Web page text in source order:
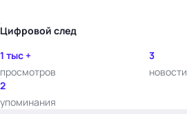
Цифровой след
1 тыс +
просмотров
3
новости
2
упоминания